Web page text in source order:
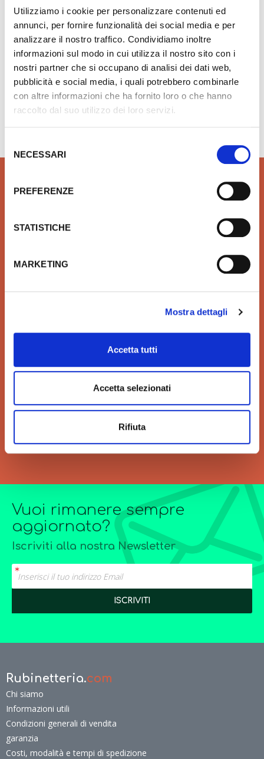
Utilizziamo i cookie per personalizzare contenuti ed
annunci, per fornire funzionalità dei social media e per
analizzare il nostro traffico. Condividiamo inoltre
informazioni sul modo in cui utilizza il nostro sito con i
nostri partner che si occupano di analisi dei dati web,
pubblicità e social media, i quali potrebbero combinarle
con altre informazioni che ha fornito loro o che hanno
raccolto dal suo utilizzo dei loro servizi.
delNECESSARI
PREFERENZE
STATISTICHE
MARKETING
Mostra dettagli
Accetta tutti
Accetta selezionati
Rifiuta
Aggiungi ai preferiti
Aggiungi prodotto al carrello € 107,36
€ 143,96
Hai bisogno di aiuto?info@rubinetteria.com
QUALITÀ
marche in linea con le ultime
SICUREZZA
tua sicurezza a Xpay. Il
sistema più sicuro per
la tua tutela.
Velocità di consegna per
di acquisto.
Siamo sempre a tua
l’elaborazione di offerte di
forniture particolarmente
complesse.
Vuoi rimanere sempre
aggiornato?
Iscriviti alla nostra Newsletter
Rubinetteria.com
Chi siamo
Informazioni utili
Condizioni generali di vendita
garanzia
Costi, modalità e tempi di spedizione